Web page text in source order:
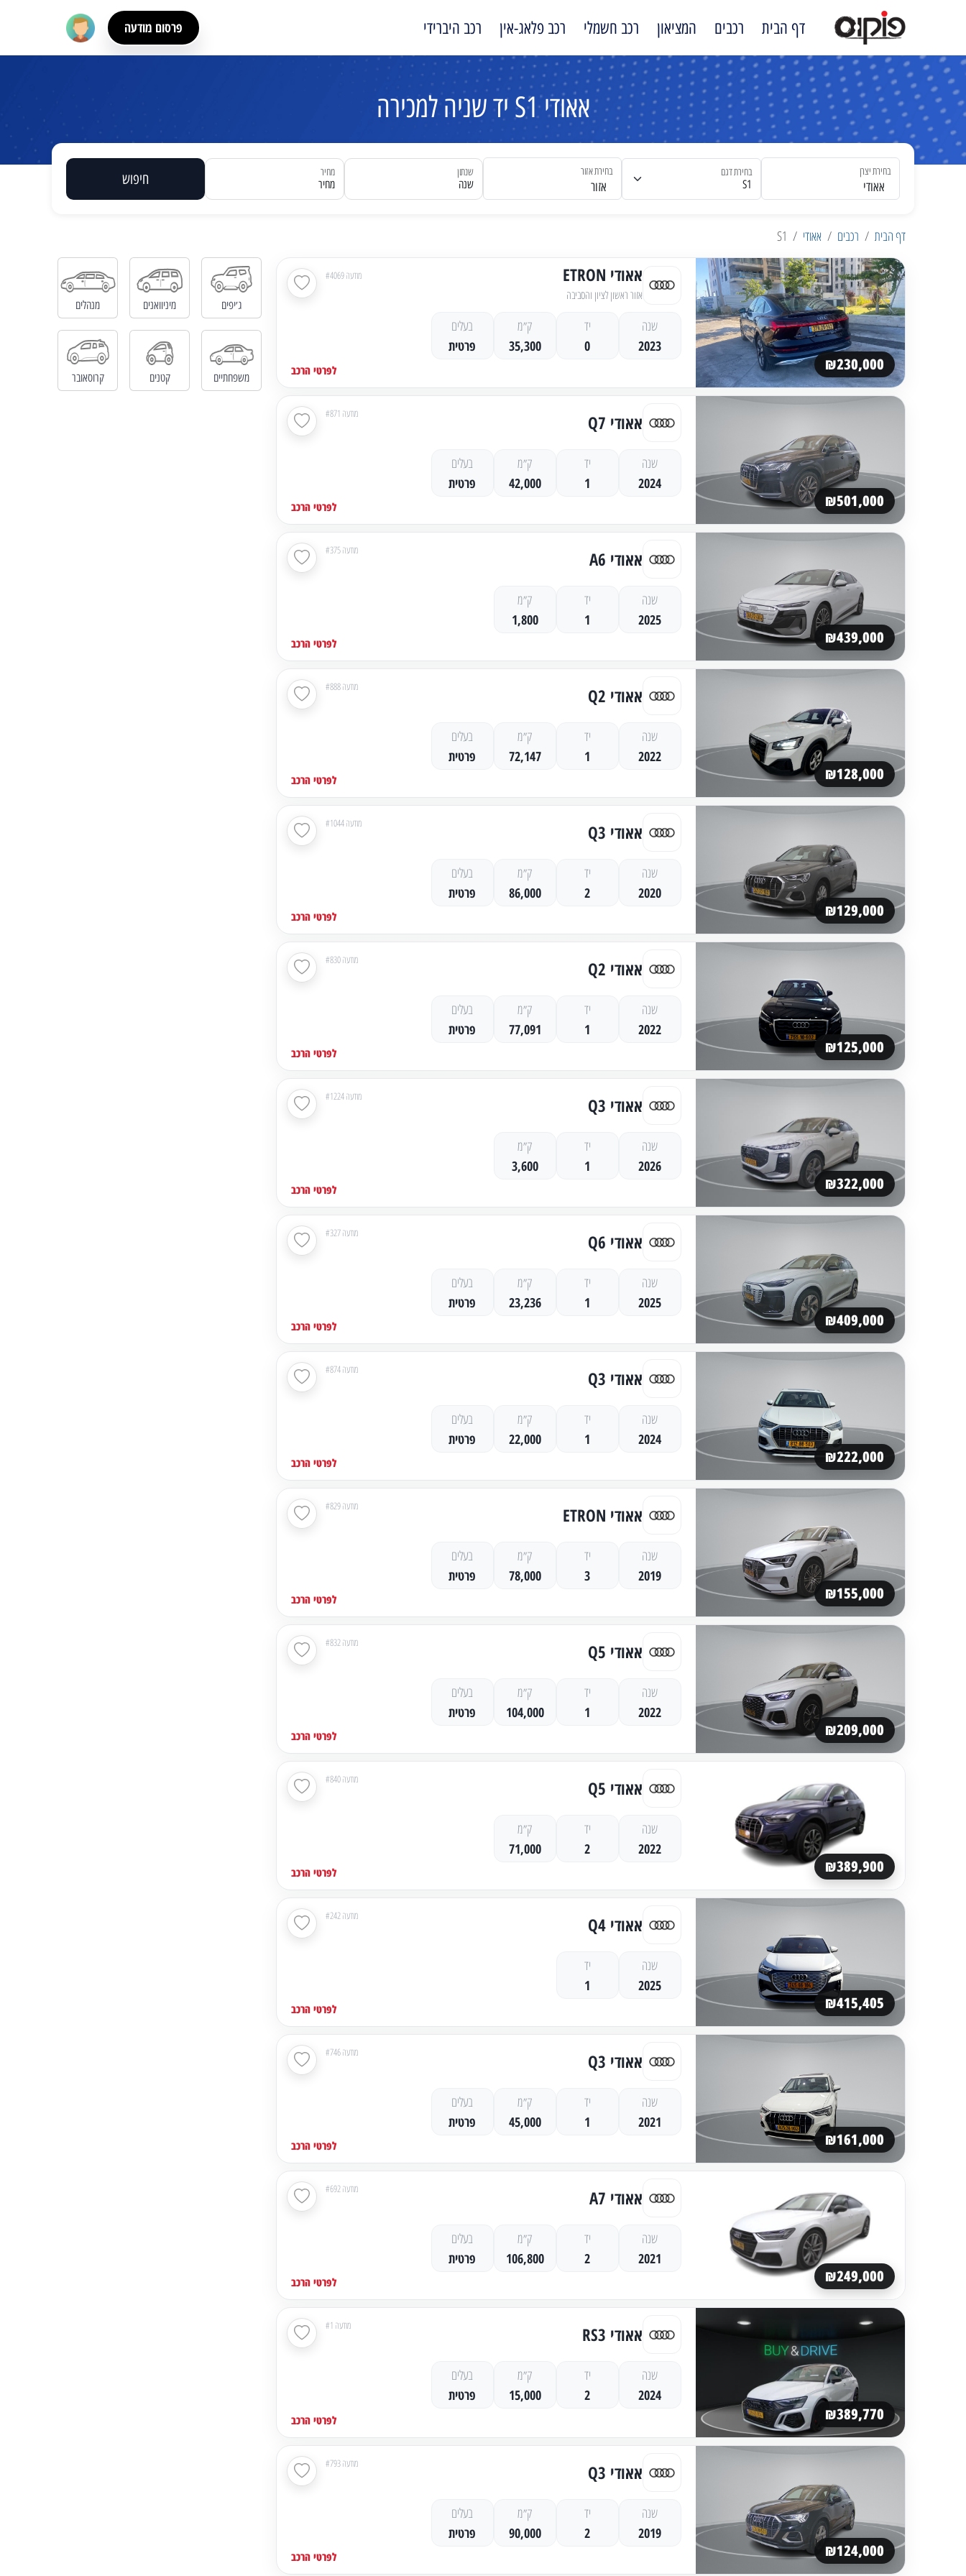
דף הבית רכבים המציאון רכב חשמלי רכב פלאג-אין רכב היברידי פרסום מודעה
אאודי S1 יד שניה למכירה
אאודי
בחירת יצרן בחירת דגם
אזור
בחירת אזור
שנה
שנתון
מחיר
מחיר חיפוש
דף הבית רכבים אאודי S1
₪230,000
אאודי ETRON
אזור ראשון לציון והסביבה
מודעה #4069
שנה
2023
יד
0
ק״מ
35,300
בעלים
פרטית
לפרטי הרכב
₪501,000
אאודי Q7 מודעה #871
שנה
2024
יד
1
ק״מ
42,000
בעלים
פרטית
לפרטי הרכב
₪439,000
אאודי A6 מודעה #375
שנה
2025
יד
1
ק״מ
1,800
לפרטי הרכב
₪128,000
אאודי Q2 מודעה #888
שנה
2022
יד
1
ק״מ
72,147
בעלים
פרטית
לפרטי הרכב
₪129,000
אאודי Q3 מודעה #1044
שנה
2020
יד
2
ק״מ
86,000
בעלים
פרטית
לפרטי הרכב
₪125,000
אאודי Q2 מודעה #830
שנה
2022
יד
1
ק״מ
77,091
בעלים
פרטית
לפרטי הרכב
₪322,000
אאודי Q3 מודעה #1224
שנה
2026
יד
1
ק״מ
3,600
לפרטי הרכב
₪409,000
אאודי Q6 מודעה #327
שנה
2025
יד
1
ק״מ
23,236
בעלים
פרטית
לפרטי הרכב
₪222,000
אאודי Q3 מודעה #874
שנה
2024
יד
1
ק״מ
22,000
בעלים
פרטית
לפרטי הרכב
₪155,000
אאודי ETRON מודעה #829
שנה
2019
יד
3
ק״מ
78,000
בעלים
פרטית
לפרטי הרכב
₪209,000
אאודי Q5 מודעה #832
שנה
2022
יד
1
ק״מ
104,000
בעלים
פרטית
לפרטי הרכב
₪389,900
אאודי Q5 מודעה #840
שנה
2022
יד
2
ק״מ
71,000
לפרטי הרכב
₪415,405
אאודי Q4 מודעה #242
שנה
2025
יד
1
לפרטי הרכב
₪161,000
אאודי Q3 מודעה #746
שנה
2021
יד
1
ק״מ
45,000
בעלים
פרטית
לפרטי הרכב
₪249,000
אאודי A7 מודעה #692
שנה
2021
יד
2
ק״מ
106,800
בעלים
פרטית
לפרטי הרכב
₪389,770
אאודי RS3 מודעה #1
שנה
2024
יד
2
ק״מ
15,000
בעלים
פרטית
לפרטי הרכב
₪124,000
אאודי Q3 מודעה #793
שנה
2019
יד
2
ק״מ
90,000
בעלים
פרטית
לפרטי הרכב
ג׳יפים מיניוואנים מנהלים
משפחתיים קטנים קרוסאובר